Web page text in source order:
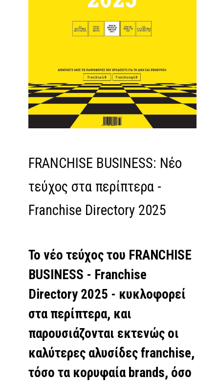
FRANCHISE BUSINESS: Νέο
τεύχος στα περίπτερα -
Franchise Directory 2025
Το νέο τεύχος του FRANCHISE
BUSINESS - Franchise
Directory 2025 - κυκλοφορεί
στα περίπτερα, και
παρουσιάζονται εκτενώς οι
καλύτερες αλυσίδες franchise,
τόσο τα κορυφαία brands, όσο